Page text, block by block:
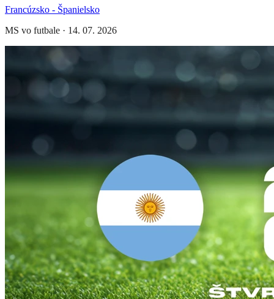
Francúzsko - Španielsko
MS vo futbale · 14. 07. 2026